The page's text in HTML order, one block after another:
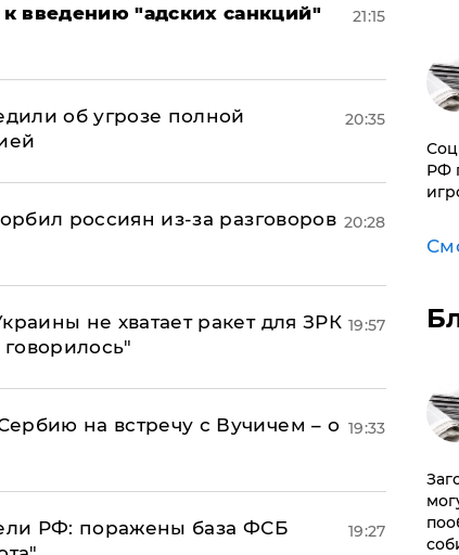
введению "адских санкций"
21:15
об угрозе полной
20:35
россиян из-за разговоров 20:28
не хватает ракет для ЗРК 19:57
на встречу с Вучичем – о 19:33
РФ: поражены база ФСБ
19:27
РФ